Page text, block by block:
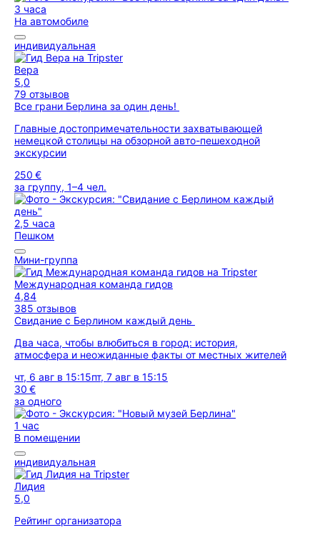
3 часа
На автомобиле
индивидуальная
Вера
5,0
79 отзывов
Все грани Берлина за один день!
Главные достопримечательности захватывающей
немецкой столицы на обзорной авто-пешеходной
экскурсии
250 €
за группу, 1–4 чел.
2,5 часа
Пешком
Мини-группа
Международная команда гидов
4,84
385 отзывов
Свидание с Берлином каждый день
Два часа, чтобы влюбиться в город: история,
атмосфера и неожиданные факты от местных жителей
чт, 6 авг в 15:15пт, 7 авг в 15:15
30 €
за одного
1 час
В помещении
индивидуальная
Лидия
5,0
Рейтинг организатора